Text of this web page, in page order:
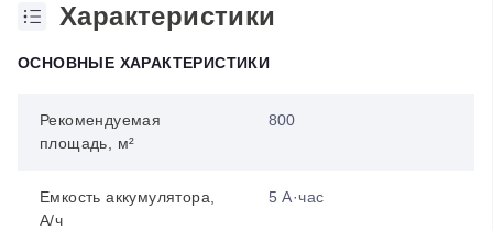
Характеристики
ОСНОВНЫЕ ХАРАКТЕРИСТИКИ
Рекомендуемая
площадь, м²
800
Емкость аккумулятора,
А/ч
5 А·час